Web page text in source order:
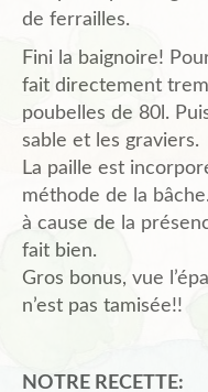
de ferrailles.
Fini la baignoire!
fait directement
poubelles de 80l.
sable et les graviers.
La paille est
méthode de la
à cause de la
fait bien.
Gros bonus, vue
n’est pas tamisée!!
NOTRE RECETTE: